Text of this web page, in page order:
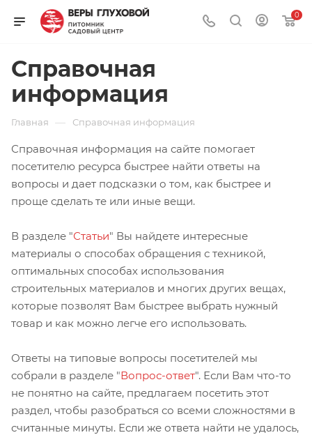
0
Справочная
информация
Главная — Справочная информация
Справочная информация на сайте помогает
посетителю ресурса быстрее найти ответы на
вопросы и дает подсказки о том, как быстрее и
проще сделать те или иные вещи.
В разделе "Статьи" Вы найдете интересные
материалы о способах обращения с техникой,
оптимальных способах использования
строительных материалов и многих других вещах,
которые позволят Вам быстрее выбрать нужный
товар и как можно легче его использовать.
Ответы на типовые вопросы посетителей мы
собрали в разделе "Вопрос-ответ". Если Вам что-то
не понятно на сайте, предлагаем посетить этот
раздел, чтобы разобраться со всеми сложностями в
считанные минуты. Если же ответа найти не удалось,